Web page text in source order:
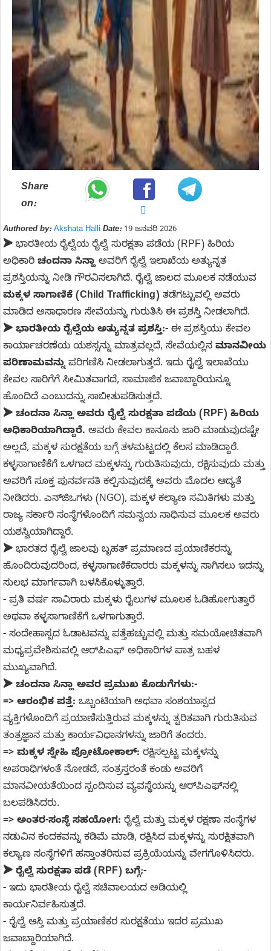
Share
on:
Authored by: Akshata Halli Date:19 ಜನವರಿ 2026
➤ ಭಾರತೀಯ ರೈಲ್ವೆಯ ರೈಲ್ವೆ ಸುರಕ್ಷತಾ ಪಡೆಯ (RPF) ಹಿರಿಯ
ಅಧಿಕಾರಿ ಚಂದನಾ ಸಿನ್ಹಾಅವರಿಗೆ ರೈಲ್ವೆ ಇಲಾಖೆಯ ಅತ್ಯುನ್ನತ
ಪ್ರಶಸ್ತಿಯನ್ನು ನೀಡಿ ಗೌರವಿಸಲಾಗಿದೆ. ರೈಲ್ವೆ ಜಾಲದ ಮೂಲಕ ನಡೆಯುವ
ಮಕ್ಕಳ ಸಾಗಾಣಿಕೆ (Child Trafficking) ತಡೆಗಟ್ಟುವಲ್ಲಿ ಅವರು
ಮಾಡಿದ ಅಸಾಧಾರಣ ಸೇವೆಯನ್ನು ಗುರುತಿಸಿ ಈ ಪ್ರಶಸ್ತಿ ನೀಡಲಾಗಿದೆ.
➤ ಭಾರತೀಯ ರೈಲ್ವೆಯ ಅತ್ಯುನ್ನತ ಪ್ರಶಸ್ತಿ:- ಈ ಪ್ರಶಸ್ತಿಯು ಕೇವಲ
ಕಾರ್ಯಾಚರಣೆಯ ಯಶಸ್ಸನ್ನು ಮಾತ್ರವಲ್ಲದೆ, ಸೇವೆಯಲ್ಲಿನ ಮಾನವೀಯ
ಪರಿಣಾಮವನ್ನುಪರಿಗಣಿಸಿ ನೀಡಲಾಗುತ್ತದೆ. ಇದು ರೈಲ್ವೆ ಇಲಾಖೆಯು
ಕೇವಲ ಸಾರಿಗೆಗೆ ಸೀಮಿತವಾಗದೆ, ಸಾಮಾಜಿಕ ಜವಾಬ್ದಾರಿಯನ್ನೂ
ಹೊಂದಿದೆ ಎಂಬುದನ್ನು ಸಾಬೀತುಪಡಿಸುತ್ತದೆ.
➤ ಚಂದನಾ ಸಿನ್ಹಾ ಅವರು ರೈಲ್ವೆ ಸುರಕ್ಷತಾ ಪಡೆಯ (RPF) ಹಿರಿಯ
ಅಧಿಕಾರಿಯಾಗಿದ್ದಾರೆ. ಅವರು ಕೇವಲ ಕಾನೂನು ಜಾರಿ ಮಾಡುವುದಷ್ಟೇ
ಅಲ್ಲದೆ, ಮಕ್ಕಳ ಸುರಕ್ಷತೆಯ ಬಗ್ಗೆ ತಳಮಟ್ಟದಲ್ಲಿ ಕೆಲಸ ಮಾಡಿದ್ದಾರೆ.
ಕಳ್ಳಸಾಗಾಣಿಕೆಗೆ ಒಳಗಾದ ಮಕ್ಕಳನ್ನು ಗುರುತಿಸುವುದು, ರಕ್ಷಿಸುವುದು ಮತ್ತು
ಅವರಿಗೆ ಸೂಕ್ತ ಪುನರ್ವಸತಿ ಕಲ್ಪಿಸುವುದಕ್ಕೆ ಅವರು ಮೊದಲ ಆದ್ಯತೆ
ನೀಡಿದರು. ಎನ್‌ಜಿಒಗಳು (NGO), ಮಕ್ಕಳ ಕಲ್ಯಾಣ ಸಮಿತಿಗಳು ಮತ್ತು
ರಾಜ್ಯ ಸರ್ಕಾರಿ ಸಂಸ್ಥೆಗಳೊಂದಿಗೆ ಸಮನ್ವಯ ಸಾಧಿಸುವ ಮೂಲಕ ಅವರು
ಯಶಸ್ವಿಯಾಗಿದ್ದಾರೆ.
➤ ಭಾರತದ ರೈಲ್ವೆ ಜಾಲವು ಬೃಹತ್ ಪ್ರಮಾಣದ ಪ್ರಯಾಣಿಕರನ್ನು
ಹೊಂದಿರುವುದರಿಂದ, ಕಳ್ಳಸಾಗಾಣಿಕೆದಾರರು ಮಕ್ಕಳನ್ನು ಸಾಗಿಸಲು ಇದನ್ನು
ಸುಲಭ ಮಾರ್ಗವಾಗಿ ಬಳಸಿಕೊಳ್ಳುತ್ತಾರೆ.
- ಪ್ರತಿ ವರ್ಷ ಸಾವಿರಾರು ಮಕ್ಕಳು ರೈಲುಗಳ ಮೂಲಕ ಓಡಿಹೋಗುತ್ತಾರೆ
ಅಥವಾ ಕಳ್ಳಸಾಗಾಣಿಕೆಗೆ ಒಳಗಾಗುತ್ತಾರೆ.
- ಸಂದೇಹಾಸ್ಪದ ಓಡಾಟವನ್ನು ಪತ್ತೆಹಚ್ಚುವಲ್ಲಿ ಮತ್ತು ಸಮಯೋಚಿತವಾಗಿ
ಮಧ್ಯಪ್ರವೇಶಿಸುವಲ್ಲಿ ಆರ್‌ಪಿಎಫ್ ಅಧಿಕಾರಿಗಳ ಪಾತ್ರ ಬಹಳ
ಮುಖ್ಯವಾಗಿದೆ.
➤ ಚಂದನಾ ಸಿನ್ಹಾ ಅವರ ಪ್ರಮುಖ ಕೊಡುಗೆಗಳು:-
=> ಆರಂಭಿಕ ಪತ್ತೆ: ಒಬ್ಬಂಟಿಯಾಗಿ ಅಥವಾ ಸಂಶಯಾಸ್ಪದ
ವ್ಯಕ್ತಿಗಳೊಂದಿಗೆ ಪ್ರಯಾಣಿಸುತ್ತಿರುವ ಮಕ್ಕಳನ್ನು ತ್ವರಿತವಾಗಿ ಗುರುತಿಸುವ
ತಂತ್ರಜ್ಞಾನ ಮತ್ತು ಕಾರ್ಯವಿಧಾನಗಳನ್ನು ಜಾರಿಗೆ ತಂದರು.
=> ಮಕ್ಕಳ ಸ್ನೇಹಿ ಪ್ರೋಟೋಕಾಲ್: ರಕ್ಷಿಸಲ್ಪಟ್ಟ ಮಕ್ಕಳನ್ನು
ಅಪರಾಧಿಗಳಂತೆ ನೋಡದೆ, ಸಂತ್ರಸ್ತರಂತೆ ಕಂಡು ಅವರಿಗೆ
ಮಾನವೀಯತೆಯಿಂದ ಸ್ಪಂದಿಸುವ ವ್ಯವಸ್ಥೆಯನ್ನು ಆರ್‌ಪಿಎಫ್‌ನಲ್ಲಿ
ಬಲಪಡಿಸಿದರು.
=> ಅಂತರ-ಸಂಸ್ಥೆ ಸಹಯೋಗ: ರೈಲ್ವೆ ಮತ್ತು ಮಕ್ಕಳ ರಕ್ಷಣಾ ಸಂಸ್ಥೆಗಳ
ನಡುವಿನ ಕಂದಕವನ್ನು ಕಡಿಮೆ ಮಾಡಿ, ರಕ್ಷಿಸಿದ ಮಕ್ಕಳನ್ನು ಸುರಕ್ಷಿತವಾಗಿ
ಕಲ್ಯಾಣ ಸಂಸ್ಥೆಗಳಿಗೆ ಹಸ್ತಾಂತರಿಸುವ ಪ್ರಕ್ರಿಯೆಯನ್ನು ವೇಗಗೊಳಿಸಿದರು.
➤ ರೈಲ್ವೆ ಸುರಕ್ಷತಾ ಪಡೆ (RPF) ಬಗ್ಗೆ;-
- ಇದು ಭಾರತೀಯ ರೈಲ್ವೆ ಸಚಿವಾಲಯದ ಅಡಿಯಲ್ಲಿ
ಕಾರ್ಯನಿರ್ವಹಿಸುತ್ತದೆ.
- ರೈಲ್ವೆ ಆಸ್ತಿ ಮತ್ತು ಪ್ರಯಾಣಿಕರ ಸುರಕ್ಷತೆಯು ಇದರ ಪ್ರಮುಖ
ಜವಾಬ್ದಾರಿಯಾಗಿದೆ.